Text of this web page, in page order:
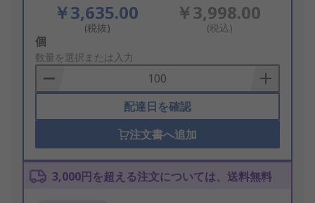
￥3,635.00
(税抜)
￥3,998.00
(税込)
Add
to
Basket
個
数量を選択または入力
配達日を確認
注文書へ追加
3,000円を超える注文については、送料無料